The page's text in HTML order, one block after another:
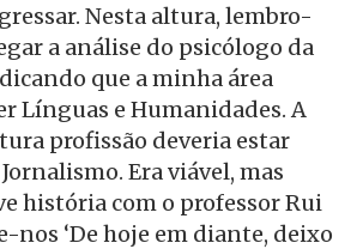
Nesta altura, lembro-
a análise do psicólogo da
que a minha área
Línguas e Humanidades. A
profissão deveria estar
Era viável, mas
história com o professor Rui
nos ‘De hoje em diante, deixo